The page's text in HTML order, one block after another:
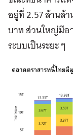
อยู่ที่ 2.57 ล้านล้
บาท ส่วนใหญ่มีอ
ระบบเป็นระยะ ๆ